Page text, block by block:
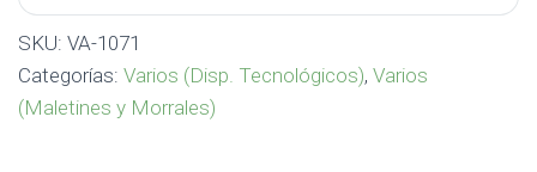
SKU: VA-1071
Categorías: Varios (Disp. Tecnológicos), Varios
(Maletines y Morrales)